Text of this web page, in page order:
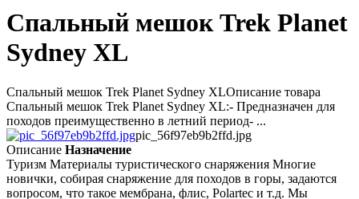
Спальный мешок Trek Planet
Sydney XL
Спальный мешок Trek Planet Sydney XLОписание товара
Спальный мешок Trek Planet Sydney XL:- Предназначен для
походов преимущественно в летний период- ...
pic_56f97eb9b2ffd.jpg
Описание Назначение
Туризм Материалы туристического снаряжения Многие
новички, собирая снаряжение для походов в горы, задаются
вопросом, что такое мембрана, флис, Polartec и т.д. Мы